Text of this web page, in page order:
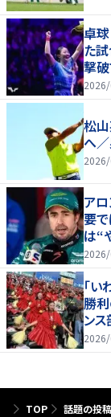
卓
た
撃破
松
へ
ア
要
は“
「い
勝
ン
るよ
TOP 話題の投稿